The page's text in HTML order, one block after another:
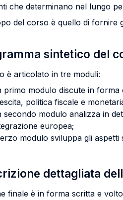
che determinano nel lungo
del corso è quello di fornire
sintetico del
è articolato in tre moduli:
primo modulo discute in
politica fiscale e
secondo modulo analizza in
europea;
modulo sviluppa gli
dettagliata
finale è in forma scritta e